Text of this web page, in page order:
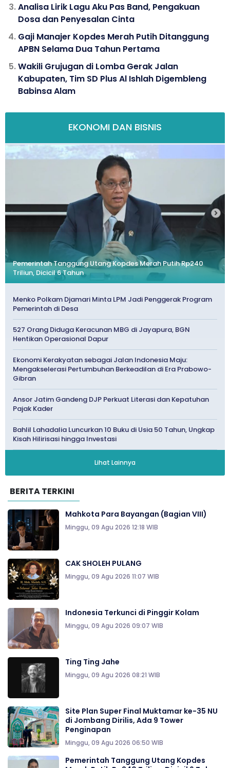
Analisa Lirik Lagu Aku Pas Band, Pengakuan
Dosa dan Penyesalan Cinta
Gaji Manajer Kopdes Merah Putih Ditanggung
APBN Selama Dua Tahun Pertama
Wakili Grujugan di Lomba Gerak Jalan
Kabupaten, Tim SD Plus Al Ishlah Digembleng
Babinsa Alam
EKONOMI DAN BISNIS
Pemerintah Tanggung Utang Kopdes Merah Putih Rp240
Triliun, Dicicil 6 Tahun
Menko Polkam Djamari Minta LPM Jadi Penggerak Program
Pemerintah di Desa
527 Orang Diduga Keracunan MBG di Jayapura, BGN
Hentikan Operasional Dapur
Ekonomi Kerakyatan sebagai Jalan Indonesia Maju:
Mengakselerasi Pertumbuhan Berkeadilan di Era Prabowo-
Gibran
Ansor Jatim Gandeng DJP Perkuat Literasi dan Kepatuhan
Pajak Kader
Bahlil Lahadalia Luncurkan 10 Buku di Usia 50 Tahun, Ungkap
Kisah Hilirisasi hingga Investasi
Lihat Lainnya
BERITA TERKINI
Mahkota Para Bayangan (Bagian VIII)
Minggu, 09 Agu 2026 12:18 WIB
CAK SHOLEH PULANG
Minggu, 09 Agu 2026 11:07 WIB
Indonesia Terkunci di Pinggir Kolam
Minggu, 09 Agu 2026 09:07 WIB
Ting Ting Jahe
Minggu, 09 Agu 2026 08:21 WIB
Site Plan Super Final Muktamar ke-35 NU
di Jombang Dirilis, Ada 9 Tower
Penginapan
Minggu, 09 Agu 2026 06:50 WIB
Pemerintah Tanggung Utang Kopdes